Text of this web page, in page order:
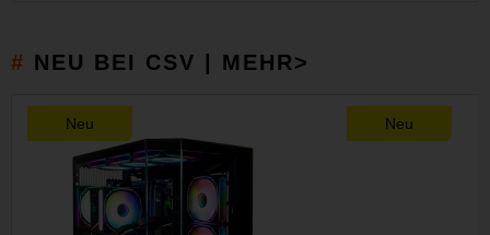
NEU BEI CSV | MEHR>
Neu Neu